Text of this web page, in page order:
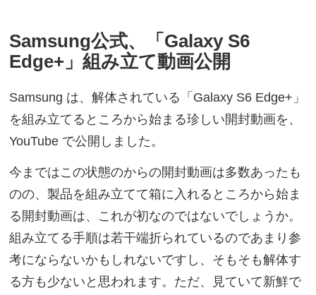
Samsung公式、「Galaxy S6
Edge+」組み立て動画公開
Samsung は、解体されている「Galaxy S6 Edge+」
を組み立てるところから始まる珍しい開封動画を、
YouTube で公開しました。
今まではこの状態のからの開封動画は多数あったも
のの、製品を組み立てて箱に入れるところから始ま
る開封動画は、これが初なのではないでしょうか。
組み立てる手順は若干端折られているのであまり参
考にならないかもしれないですし、そもそも解体す
る方も少ないと思われます。ただ、見ていて新鮮で